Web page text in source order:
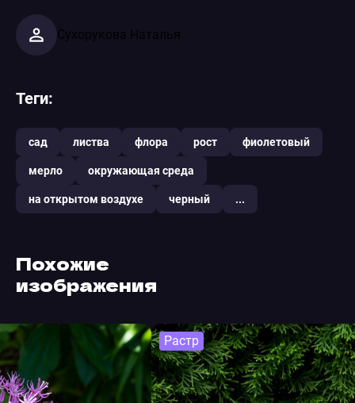
Сухорукова Наталья
Теги:
сад листва флора рост фиолетовый
мерло окружающая среда
на открытом воздухе черный ...
Похожие
изображения
Растр